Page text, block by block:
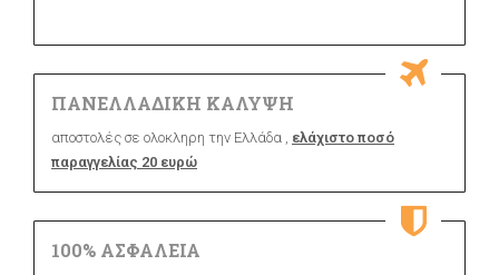
ΠΑΝΕΛΛΑΔΙΚΗ ΚΑΛΥΨΗ
αποστολές σε ολοκληρη την Ελλάδα , ελάχιστο ποσό
παραγγελίας 20 ευρώ
100% ΑΣΦΑΛΕΙΑ